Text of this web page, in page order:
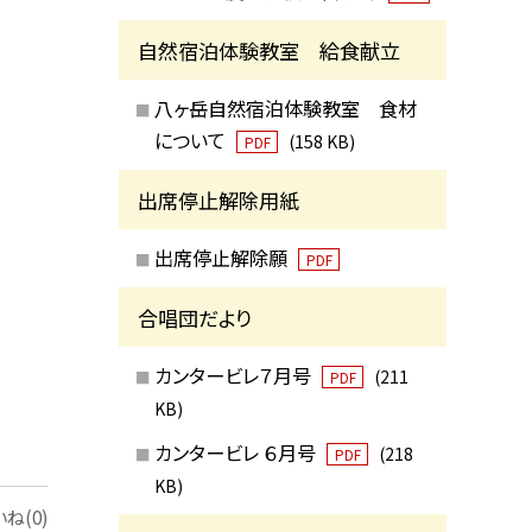
ね(0)
自然宿泊体験教室 給食献立
八ヶ岳自然宿泊体験教室 食材
について
PDF (158 KB)
出席停止解除用紙
出席停止解除願 PDF
合唱団だより
カンタービレ７月号 PDF
(211
KB)
カンタービレ ６月号 PDF
(218
KB)